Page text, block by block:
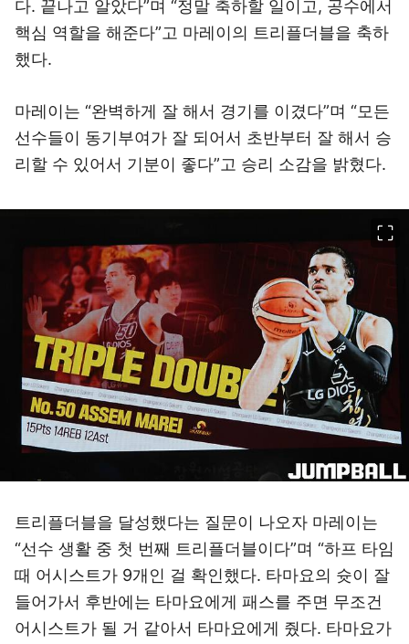
다. 끝나고 알았다”며 “정말 축하할 일이고, 공수에서
핵심 역할을 해준다”고 마레이의 트리플더블을 축하
했다.
마레이는 “완벽하게 잘 해서 경기를 이겼다”며 “모든
선수들이 동기부여가 잘 되어서 초반부터 잘 해서 승
리할 수 있어서 기분이 좋다”고 승리 소감을 밝혔다.
트리플더블을 달성했다는 질문이 나오자 마레이는
“선수 생활 중 첫 번째 트리플더블이다”며 “하프 타임
때 어시스트가 9개인 걸 확인했다. 타마요의 슛이 잘
들어가서 후반에는 타마요에게 패스를 주면 무조건
어시스트가 될 거 같아서 타마요에게 줬다. 타마요가